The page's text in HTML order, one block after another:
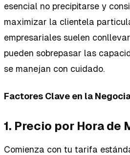
esencial no precipitarse y
maximizar la clientela
empresariales suelen
pueden sobrepasar las
se manejan con cuidado.
Factores Clave en la
1. Precio por Hora de
Comienza con tu tarifa